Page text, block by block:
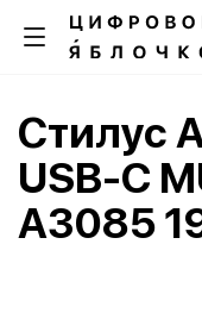
Стилус
USB-C
A3085